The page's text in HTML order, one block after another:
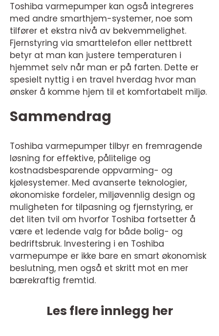
Toshiba varmepumper kan også integreres
med andre smarthjem-systemer, noe som
tilfører et ekstra nivå av bekvemmelighet.
Fjernstyring via smarttelefon eller nettbrett
betyr at man kan justere temperaturen i
hjemmet selv når man er på farten. Dette er
spesielt nyttig i en travel hverdag hvor man
ønsker å komme hjem til et komfortabelt miljø.
Sammendrag
Toshiba varmepumper tilbyr en fremragende
løsning for effektive, pålitelige og
kostnadsbesparende oppvarming- og
kjølesystemer. Med avanserte teknologier,
økonomiske fordeler, miljøvennlig design og
muligheten for tilpasning og fjernstyring, er
det liten tvil om hvorfor Toshiba fortsetter å
være et ledende valg for både bolig- og
bedriftsbruk. Investering i en Toshiba
varmepumpe er ikke bare en smart økonomisk
beslutning, men også et skritt mot en mer
bærekraftig fremtid.
Les flere innlegg her